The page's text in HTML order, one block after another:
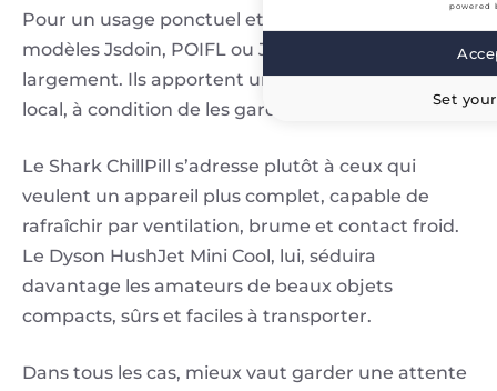
Pour un usage ponctuel et économique, les
modèles Jsdoin, POIFL ou Jisulife suffisent
largement. Ils apportent un vrai soulagement
local, à condition de les garder près de soi.
Le Shark ChillPill s’adresse plutôt à ceux qui
veulent un appareil plus complet, capable de
rafraîchir par ventilation, brume et contact froid.
Le Dyson HushJet Mini Cool, lui, séduira
davantage les amateurs de beaux objets
compacts, sûrs et faciles à transporter.
Dans tous les cas, mieux vaut garder une attente
powered
Set